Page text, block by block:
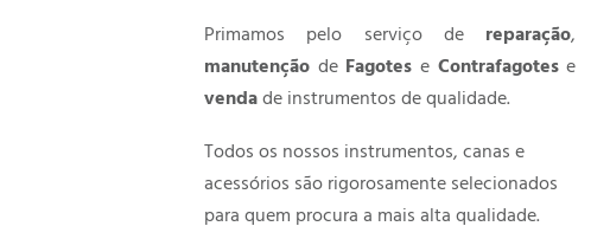
Primamos pelo serviço de reparação,
manutenção de Fagotes e Contrafagotese
vendade instrumentos de qualidade.
Todos os nossos instrumentos, canas e
acessórios são rigorosamente selecionados
para quem procura a mais alta qualidade.